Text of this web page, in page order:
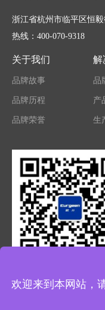
浙江省杭州市临平区恒毅
热线：400-070-9318
关于我们
品牌故事
品牌历程
品牌荣誉
解
品
产
生
微信公众号
欢迎来到本网站，